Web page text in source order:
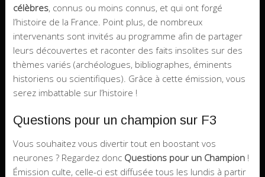
célèbres, connus ou moins connus, et qui ont forgé
l’histoire de la France. Point plus, de nombreux
intervenants sont invités au programme afin de partager
leurs découvertes et raconter des faits insolites sur des
thèmes variés (archéologues, bibliographes, éminents
historiens ou scientifiques). Grâce à cette émission, vous
serez imbattable sur l’histoire !
Questions pour un champion sur F3
Vous souhaitez vous divertir tout en boostant vos
neurones ? Regardez donc Questions pour un Champion!
Émission culte, celle-ci est diffusée tous les lundis à partir